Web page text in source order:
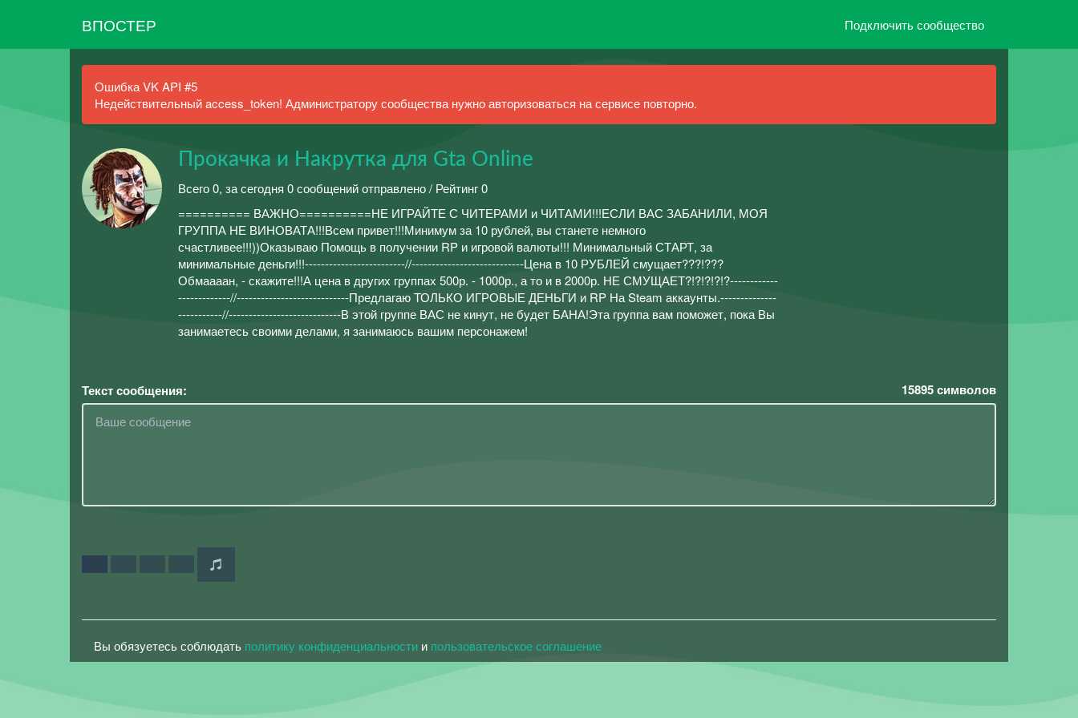
ВПОСТЕР Подключить сообщество
Ошибка VK API #5
Недействительный access_token! Администратору сообщества нужно авторизоваться на сервисе повторно.
Прокачка и Накрутка для Gta Online
Всего 0, за сегодня 0 сообщений отправлено / Рейтинг 0
========== ВАЖНО==========НЕ ИГРАЙТЕ С ЧИТЕРАМИ и ЧИТАМИ!!!ЕСЛИ ВАС ЗАБАНИЛИ, МОЯ
ГРУППА НЕ ВИНОВАТА!!!Всем привет!!!Минимум за 10 рублей, вы станете немного
счастливее!!!))Оказываю Помощь в получении RP и игровой валюты!!! Минимальный СТАРТ, за
минимальные деньги!!!-------------------------//----------------------------Цена в 10 РУБЛЕЙ смущает???!???
Обмаааан, - скажите!!!А цена в других группах 500р. - 1000р., а то и в 2000р. НЕ СМУЩАЕТ?!?!?!?!?------------
-------------//----------------------------Предлагаю ТОЛЬКО ИГРОВЫЕ ДЕНЬГИ и RP На Steam аккаунты.--------------
-----------//----------------------------В этой группе ВАС не кинут, не будет БАНА!Эта группа вам поможет, пока Вы
занимаетесь своими делами, я занимаюсь вашим персонажем!
Текст сообщения: 15895символов
Вы обязуетесь соблюдать политику конфиденциальности и пользовательское соглашение